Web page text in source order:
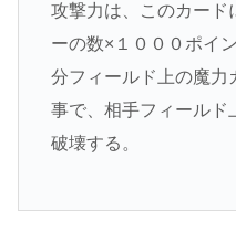
攻撃力は、このカード
ーの数×１０００ポイ
分フィールド上の魔力
事で、相手フィールド
破壊する。